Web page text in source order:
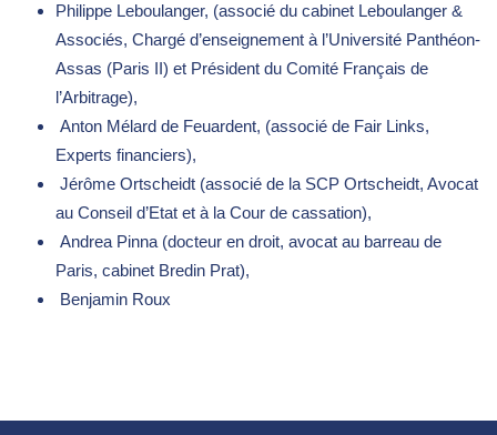
Philippe Leboulanger, (associé du cabinet Leboulanger &
Associés, Chargé d’enseignement à l’Université Panthéon-
Assas (Paris II) et Président du Comité Français de
l’Arbitrage),
Anton Mélard de Feuardent, (associé de Fair Links,
Experts financiers),
Jérôme Ortscheidt (associé de la SCP Ortscheidt, Avocat
au Conseil d’Etat et à la Cour de cassation),
Andrea Pinna (docteur en droit, avocat au barreau de
Paris, cabinet Bredin Prat),
Benjamin Roux